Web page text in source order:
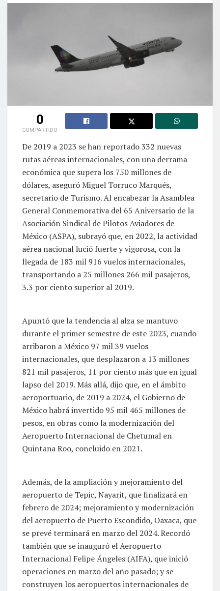
0
COMPARTIDO
De 2019 a 2023 se han reportado 332 nuevas
rutas aéreas internacionales, con una derrama
económica que supera los 750 millones de
dólares, aseguró Miguel Torruco Marqués,
secretario de Turismo. Al encabezar la Asamblea
General Conmemorativa del 65 Aniversario de la
Asociación Sindical de Pilotos Aviadores de
México (ASPA), subrayó que, en 2022, la actividad
aérea nacional lució fuerte y vigorosa, con la
llegada de 183 mil 916 vuelos internacionales,
transportando a 25 millones 266 mil pasajeros,
3.3 por ciento superior al 2019.
Apuntó que la tendencia al alza se mantuvo
durante el primer semestre de este 2023, cuando
arribaron a México 97 mil 39 vuelos
internacionales, que desplazaron a 13 millones
821 mil pasajeros, 11 por ciento más que en igual
lapso del 2019. Más allá, dijo que, en el ámbito
aeroportuario, de 2019 a 2024, el Gobierno de
México habrá invertido 95 mil 465 millones de
pesos, en obras como la modernización del
Aeropuerto Internacional de Chetumal en
Quintana Roo, concluido en 2021.
Además, de la ampliación y mejoramiento del
aeropuerto de Tepic, Nayarit, que finalizará en
febrero de 2024; mejoramiento y modernización
del aeropuerto de Puerto Escondido, Oaxaca, que
se prevé terminará en marzo del 2024. Recordó
también que se inauguró el Aeropuerto
Internacional Felipe Ángeles (AIFA), que inició
operaciones en marzo del año pasado; y se
construyen los aeropuertos internacionales de